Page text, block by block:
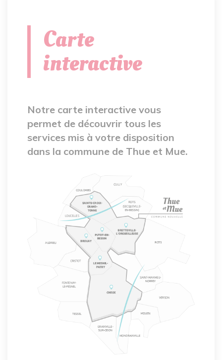
Carte
interactive
Notre carte interactive vous
permet de découvrir tous les
services mis à votre disposition
dans la commune de Thue et Mue.